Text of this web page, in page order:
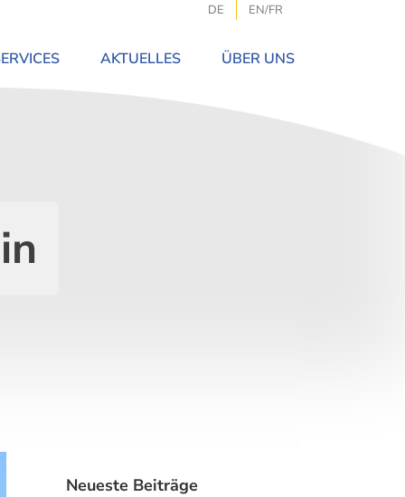
DE EN/FR
AKTUELLES ÜBER UNS
Neueste Beiträge